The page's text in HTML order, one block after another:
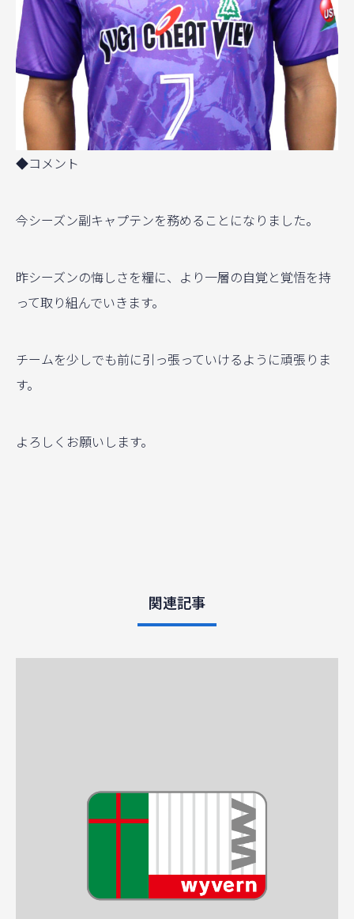
◆コメント
今シーズン副キャプテンを務めることになりました。
昨シーズンの悔しさを糧に、より一層の自覚と覚悟を持
って取り組んでいきます。
チームを少しでも前に引っ張っていけるように頑張りま
す。
よろしくお願いします。
関連記事